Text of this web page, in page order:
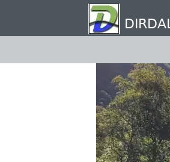
hovedinnhold